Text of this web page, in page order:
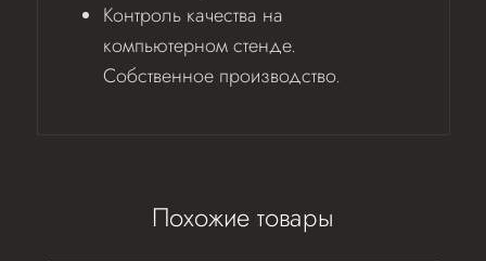
Контроль качества на
компьютерном стенде.
Собственное производство.
Похожие товары